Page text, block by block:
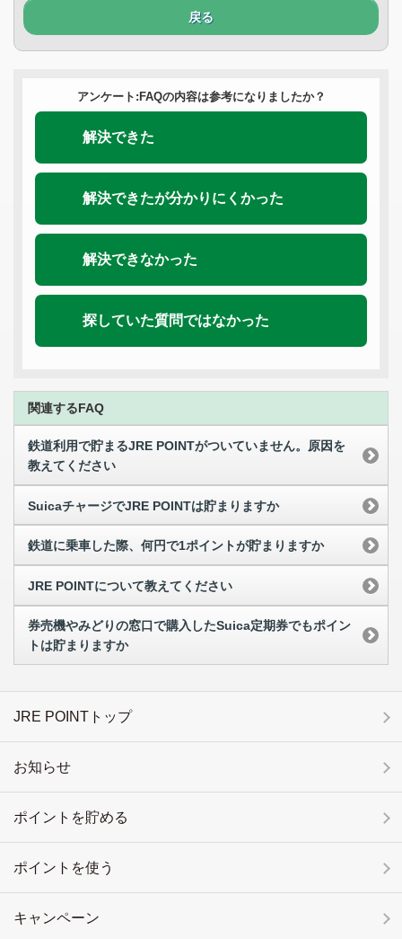
戻る
アンケート:FAQの内容は参考になりましたか？
解決できた
解決できたが分かりにくかった
解決できなかった
探していた質問ではなかった
関連するFAQ
鉄道利用で貯まるJRE POINTがついていません。原因を
教えてください
SuicaチャージでJRE POINTは貯まりますか
鉄道に乗車した際、何円で1ポイントが貯まりますか
JRE POINTについて教えてください
券売機やみどりの窓口で購入したSuica定期券でもポイン
トは貯まりますか
JRE POINTトップ
お知らせ
ポイントを貯める
ポイントを使う
キャンペーン